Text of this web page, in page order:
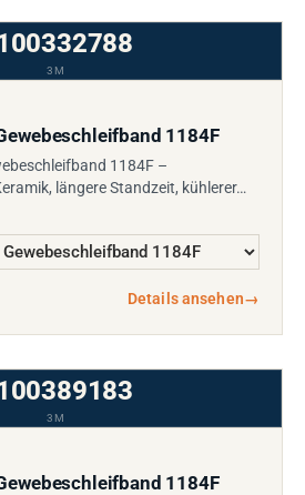
3M
1184F
1184F –
längere Standzeit, kühlerer…
Details ansehen→
3M
1184F